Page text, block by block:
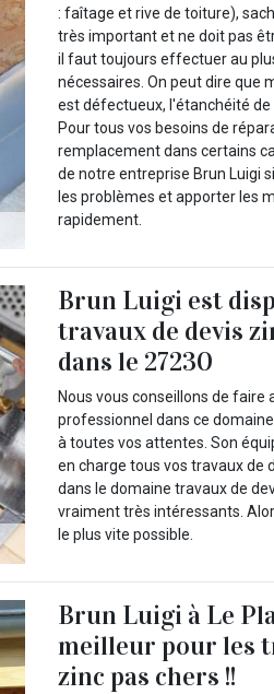
: faîtage et rive de toiture),
très important et ne doit pas
il faut toujours effectuer au
nécessaires. On peut dire que
est défectueux, l'étanchéité
Pour tous vos besoins de
remplacement dans certains
de notre entreprise Brun Luigi
les problèmes et apporter les
rapidement.
Brun Luigi est
travaux de devis
dans le 27230
Nous vous conseillons de faire
professionnel dans ce
à toutes vos attentes. Son
en charge tous vos travaux de
dans le domaine travaux de
vraiment très intéressants.
le plus vite possible.
Brun Luigi à Le
meilleur pour les
zinc pas chers !!